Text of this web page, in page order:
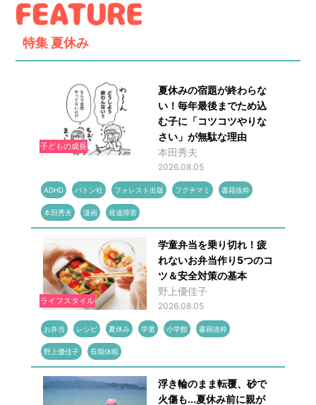
特集 夏休み
子どもの成長
夏休みの宿題が終わらな
い！毎年最後までため込
む子に「コツコツやりな
さい」が無駄な理由
本田秀夫
2026.08.05
ADHD バトン社 フォレスト出版 フクチマミ 書籍抜粋
本田秀夫 漫画 発達障害
ライフスタイル
学童弁当を乗り切れ！疲
れないお弁当作り5つのコ
ツ＆安全対策の基本
野上優佳子
2026.08.05
お弁当 レシピ 夏休み 学童 小学館 書籍抜粋
野上優佳子 長期休暇
浮き輪のまま転覆、砂で
火傷も...夏休み前に親が